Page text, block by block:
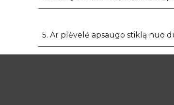
5. Ar plėvelė apsaugo stiklą nuo